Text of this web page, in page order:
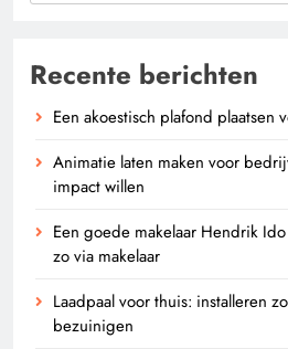
Recente berichten
Een akoestisch plafond plaatsen
Animatie laten maken voor
impact willen
Een goede makelaar Hendrik
zo via makelaar
Laadpaal voor thuis: installeren
bezuinigen